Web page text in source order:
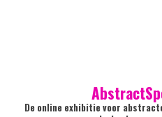
De online exhibitie voor